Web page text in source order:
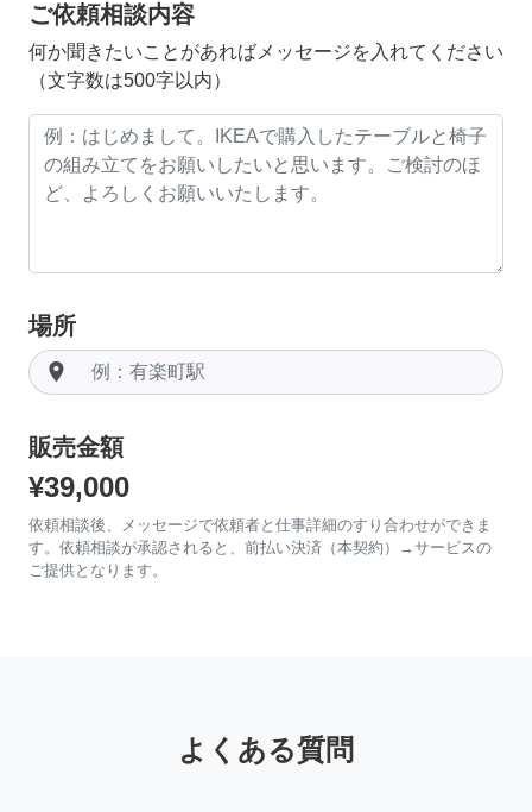
ご依頼相談内容
何か聞きたいことがあればメッセージを入れてください
（文字数は500字以内）
場所
room
販売金額
¥39,000
依頼相談後、メッセージで依頼者と仕事詳細のすり合わせができま
す。依頼相談が承認されると、前払い決済（本契約）→サービスの
ご提供となります。
よくある質問